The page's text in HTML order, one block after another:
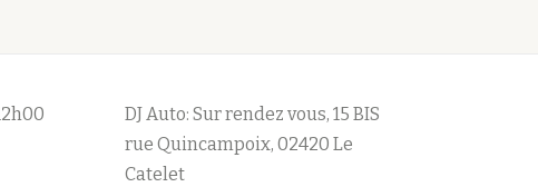
DJ Auto: Sur rendez vous, 15 BIS
rue Quincampoix, 02420 Le
Catelet